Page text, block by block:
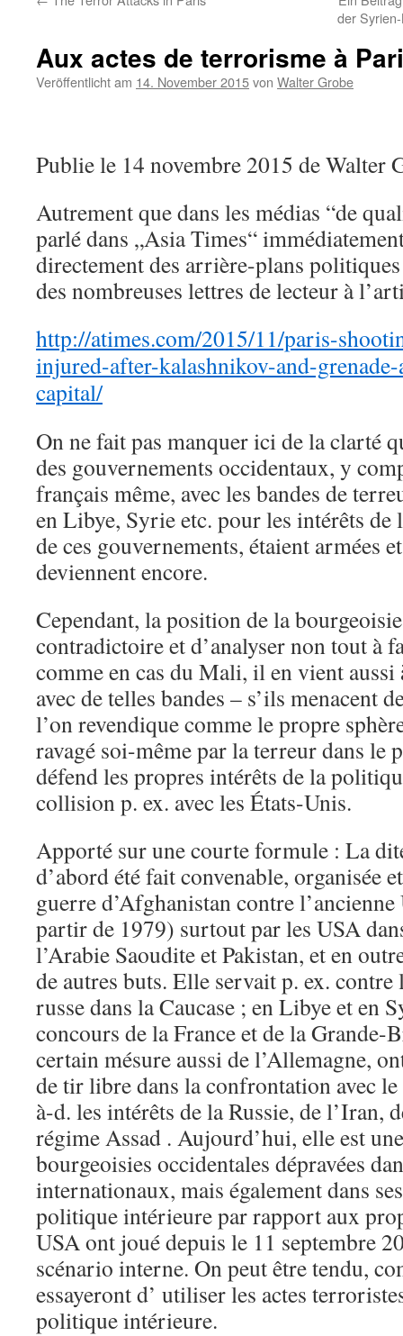
der
Aux actes de terrorisme à
Veröffentlicht am 14. November 2015von Walter Grobe
Publie le 14 novembre 2015 de Walter
Autrement que dans les médias “de
parlé dans „Asia Times“
directement des arrière-plans
des nombreuses lettres de lecteur à
http://atimes.com/2015/11/paris-
injured-after-kalashnikov-and-
capital/
On ne fait pas manquer ici de la clarté
des gouvernements occidentaux, y
français même, avec les bandes de
en Libye, Syrie etc. pour les intérêts
de ces gouvernements, étaient armées
deviennent encore.
Cependant, la position de la
contradictoire et d’analyser non tout à
comme en cas du Mali, il en vient
avec de telles bandes – s’ils menacent
l’on revendique comme le propre
ravagé soi-même par la terreur dans le
défend les propres intérêts de la
collision p. ex. avec les États-Unis.
Apporté sur une courte formule : La
d’abord été fait convenable, organisée
guerre d’Afghanistan contre
partir de 1979) surtout par les USA
l’Arabie Saoudite et Pakistan, et en
de autres buts. Elle servait p. ex.
russe dans la Caucase ; en Libye et en
concours de la France et de la Grande-
certain mésure aussi de l’Allemagne,
de tir libre dans la confrontation avec
à-d. les intérêts de la Russie, de l’Iran,
régime Assad . Aujourd’hui, elle est
bourgeoisies occidentales dépravées
internationaux, mais également dans
politique intérieure par rapport aux
USA ont joué depuis le 11 septembre
scénario interne. On peut être tendu,
essayeront d’ utiliser les actes
politique intérieure.